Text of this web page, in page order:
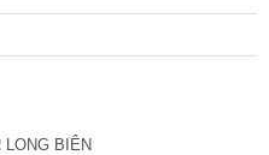
BIÊN